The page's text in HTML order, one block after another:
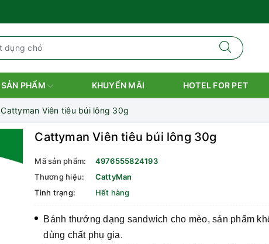
SẢN PHẨM KHUYẾN MÃI HOTEL FOR PET
Cattyman Viên tiêu búi lông 30g
Cattyman Viên tiêu búi lông 30g
Mã sản phẩm:
4976555824193
Thương hiệu:
CattyMan
Tình trạng:
Hết hàng
Bánh thưởng dạng sandwich cho mèo, sản phẩm
dùng chất phụ gia.